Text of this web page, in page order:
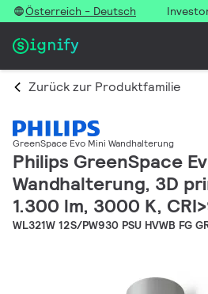
Österreich - Deutsch
Zurück zur Produktfamilie
GreenSpace Evo Mini Wandhalterung
Philips GreenSpace
Wandhalterung, 3D
1.300 lm, 3000 K,
WL321W 12S/PW930 PSU HVWB FG